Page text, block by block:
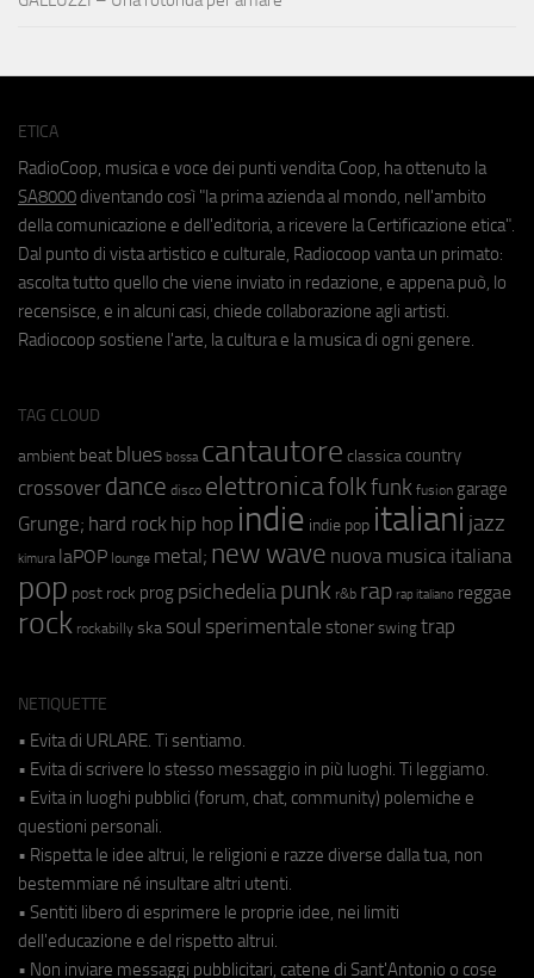
ETICA
RadioCoop, musica e voce dei punti vendita Coop, ha ottenuto la
SA8000 diventando così "la prima azienda al mondo, nell'ambito
della comunicazione e dell'editoria, a ricevere la Certificazione etica".
Dal punto di vista artistico e culturale, Radiocoop vanta un primato:
ascolta tutto quello che viene inviato in redazione, e appena può, lo
recensisce, e in alcuni casi, chiede collaborazione agli artisti.
Radiocoop sostiene l'arte, la cultura e la musica di ogni genere.
TAG CLOUD
ambient beat blues bossa cantautore classica country
crossover dance disco elettronicafolkfunk fusion garage
Grunge; hard rock hip hop indie indie pop italiani jazz
kimura laPOP lounge metal; new wave nuova musica italiana
pop post rock prog psichedeliapunk r&b rap rap italiano reggae
rock rockabilly ska soul sperimentale stoner swing trap
NETIQUETTE
• Evita di URLARE. Ti sentiamo.
• Evita di scrivere lo stesso messaggio in più luoghi. Ti leggiamo.
• Evita in luoghi pubblici (forum, chat, community) polemiche e
questioni personali.
• Rispetta le idee altrui, le religioni e razze diverse dalla tua, non
bestemmiare né insultare altri utenti.
• Sentiti libero di esprimere le proprie idee, nei limiti
dell'educazione e del rispetto altrui.
• Non inviare messaggi pubblicitari, catene di Sant'Antonio o cose